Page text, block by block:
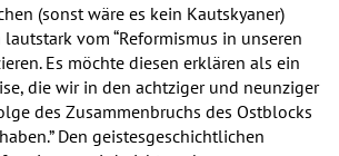
(sonst wäre es kein Kautskyaner)
lautstark vom “Reformismus in unseren
Es möchte diesen erklären als ein
die wir in den achtziger und neunziger
des Zusammenbruchs des Ostblocks
Den geistesgeschichtlichen